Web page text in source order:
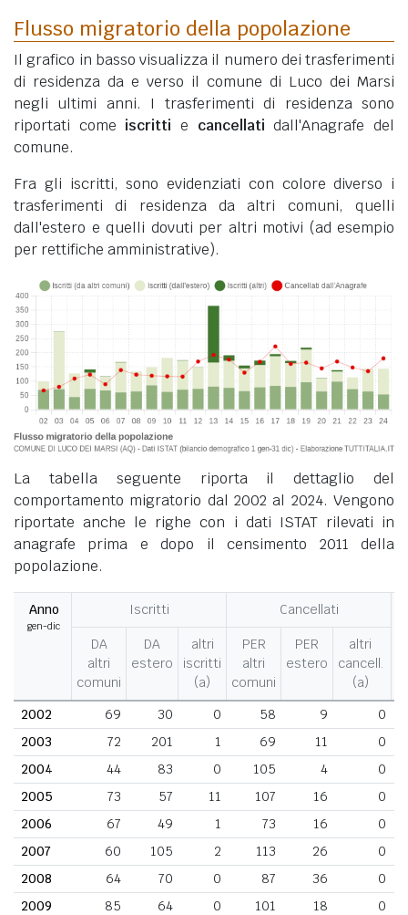
Flusso migratorio della popolazione
Il grafico in basso visualizza il numero dei trasferimenti
di residenza da e verso il comune di Luco dei Marsi
negli ultimi anni. I trasferimenti di residenza sono
riportati come iscritti e cancellati dall'Anagrafe del
comune.
Fra gli iscritti, sono evidenziati con colore diverso i
trasferimenti di residenza da altri comuni, quelli
dall'estero e quelli dovuti per altri motivi (ad esempio
per rettifiche amministrative).
La tabella seguente riporta il dettaglio del
comportamento migratorio dal 2002 al 2024. Vengono
riportate anche le righe con i dati ISTAT rilevati in
anagrafe prima e dopo il censimento 2011 della
popolazione.
Anno
gen-dic
Iscritti
Cancellati
DA
altri
comuni
DA
estero
altri
iscritti
(a)
PER
altri
comuni
PER
estero
altri
cancell.
(a)
2002
69 30 0 58 9
0
2003
72 201 1 69 11
0
2004
44 83 0 105 4
0
2005
73 57 11 107 16
0
2006
67 49 1 73 16
0
2007
60 105 2 113 26
0
2008
64 70 0 87 36
0
2009
85 64 0 101 18
0